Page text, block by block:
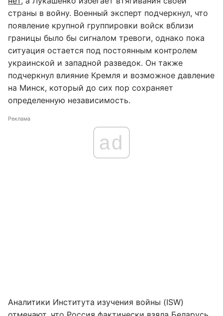
страны в войну. Военный эксперт подчеркнул, что
появление крупной группировки войск вблизи
границы было бы сигналом тревоги, однако пока
ситуация остается под постоянным контролем
украинской и западной разведок. Он также
подчеркнул влияние Кремля и возможное давление
на Минск, который до сих пор сохраняет
определенную независимость.
Реклама
ad
Аналитики Института изучения войны (ISW)